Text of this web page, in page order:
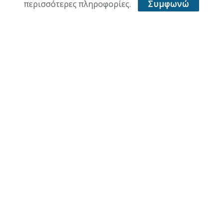
περισσότερες πληροφορίες.
Συμφωνώ